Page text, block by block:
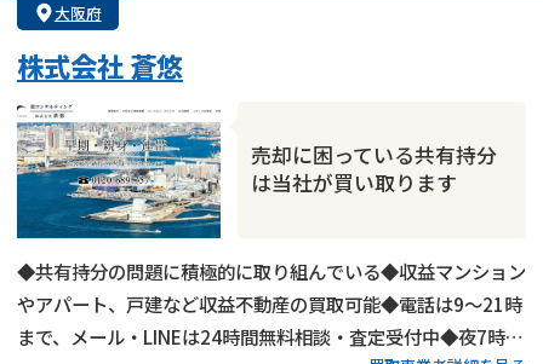
大阪府
株式会社 蒼悠
売却に困っている共有持分
は当社が買い取ります
◆共有持分の問題に積極的に取り組んでいる◆収益マンション
やアパート、戸建など収益不動産の買取可能◆電話は9～21時
まで、メール・LINEは24時間無料相談・査定受付中◆夜7時以